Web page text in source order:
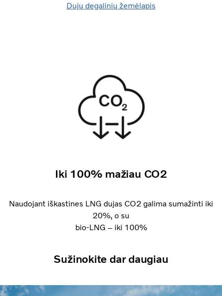
Dujų degalinių žemėlapis
Iki 100% mažiau CO2
Naudojant iškastines LNG dujas CO2 galima sumažinti iki
20%, o su
bio-LNG – iki 100%
Sužinokite dar daugiau